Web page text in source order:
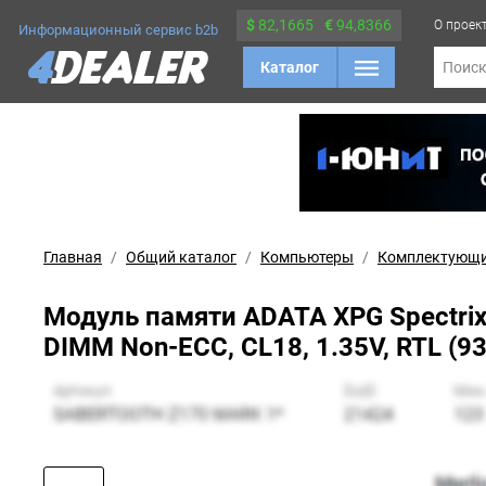
Информационный сервис b2b $ 82,1665 €94,8366
Каталог
О
Поиск
Главная Общий каталог Компьютеры
Модуль памяти ADATA XPG
DIMM Non-ECC, CL18, 1.35V, RTL